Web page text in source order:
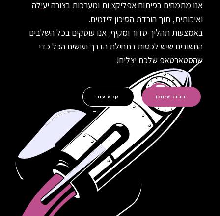
אנו מתמחים בפיתוח אפליקציות ומערכות בצורה יעילה
ואיכותית, תוך הורדת הסיכון ליזמים.
באמצעות תהליך סדור ומקיף, אנו עוסקים בכל השלבים
החשובים שיש לכסות בתחילת הדרך ועושים הכל כדי
שהסטארטאפ שלכם יצליח!